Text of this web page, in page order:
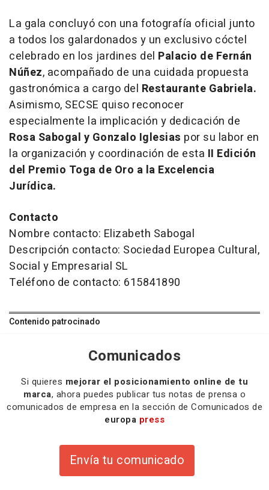
La gala concluyó con una fotografía oficial junto
a todos los galardonados y un exclusivo cóctel
celebrado en los jardines del Palacio de Fernán
Núñez, acompañado de una cuidada propuesta
gastronómica a cargo del Restaurante Gabriela.
Asimismo, SECSE quiso reconocer
especialmente la implicación y dedicación de
Rosa Sabogal y Gonzalo Iglesias por su labor en
la organización y coordinación de esta II Edición
del Premio Toga de Oro a la Excelencia
Jurídica.
Contacto
Nombre contacto: Elizabeth Sabogal
Descripción contacto: Sociedad Europea Cultural,
Social y Empresarial SL
Teléfono de contacto: 615841890
Contenido patrocinado
Comunicados
Si quieres mejorar el posicionamiento online de tu
marca, ahora puedes publicar tus notas de prensa o
comunicados de empresa en la sección de Comunicados de
europa press
Envía tu comunicado